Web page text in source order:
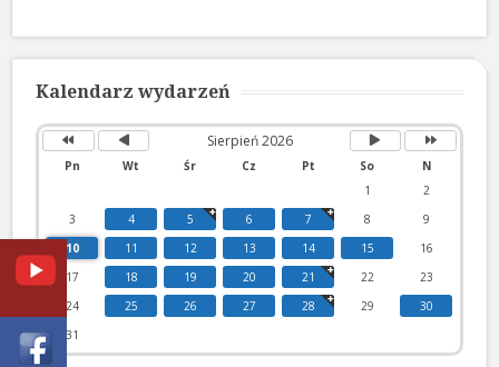
Kalendarz wydarzeń
Sierpień 2026
Pn Wt Śr Cz Pt So
N
1
2
3
4 5 6 7 8
9
10
11 12 13 14 15
16
17
18 19 20 21 22
23
24
25 26 27 28 29
30
31